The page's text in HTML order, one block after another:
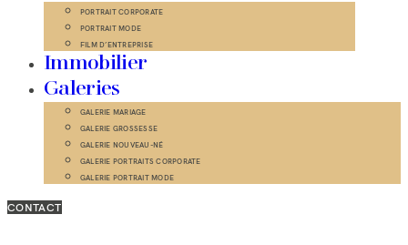
PORTRAIT CORPORATE
PORTRAIT MODE
FILM D’ENTREPRISE
Immobilier
Galeries
GALERIE MARIAGE
GALERIE GROSSESSE
GALERIE NOUVEAU-NÉ
GALERIE PORTRAITS CORPORATE
GALERIE PORTRAIT MODE
CONTACT